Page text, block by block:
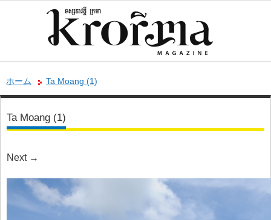
ホーム Ta Moang (1)
Ta Moang (1)
Next →